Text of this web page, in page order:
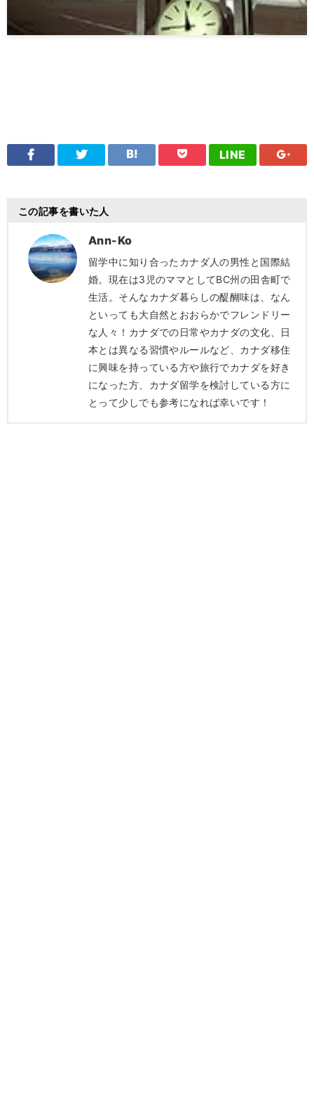
LINE
この記事を書いた人
Ann-Ko
留学中に知り合ったカナダ人の男性と国際結
婚。現在は3児のママとしてBC州の田舎町で
生活。そんなカナダ暮らしの醍醐味は、なん
といっても大自然とおおらかでフレンドリー
な人々！カナダでの日常やカナダの文化、日
本とは異なる習慣やルールなど、カナダ移住
に興味を持っている方や旅行でカナダを好き
になった方、カナダ留学を検討している方に
とって少しでも参考になれば幸いです！